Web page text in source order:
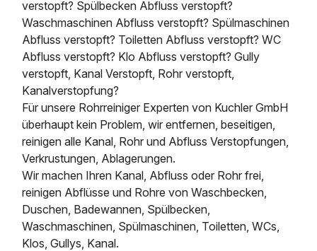
verstopft? Spülbecken Abfluss verstopft?
Waschmaschinen Abfluss verstopft? Spülmaschinen
Abfluss verstopft? Toiletten Abfluss verstopft? WC
Abfluss verstopft? Klo Abfluss verstopft? Gully
verstopft, Kanal Verstopft, Rohr verstopft,
Kanalverstopfung?
Für unsere Rohrreiniger Experten von Kuchler GmbH
überhaupt kein Problem, wir entfernen, beseitigen,
reinigen alle Kanal, Rohr und Abfluss Verstopfungen,
Verkrustungen, Ablagerungen.
Wir machen Ihren Kanal, Abfluss oder Rohr frei,
reinigen Abflüsse und Rohre von Waschbecken,
Duschen, Badewannen, Spülbecken,
Waschmaschinen, Spülmaschinen, Toiletten, WCs,
Klos, Gullys, Kanal.